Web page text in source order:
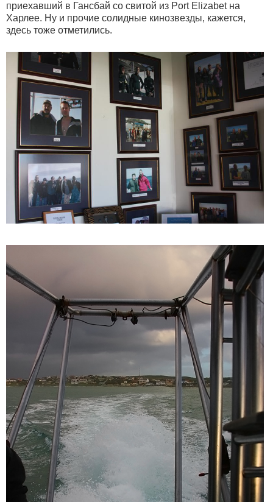
приехавший в Гансбай со свитой из Port Elizabet на
Харлее. Ну и прочие солидные кинозвезды, кажется,
здесь тоже отметились.